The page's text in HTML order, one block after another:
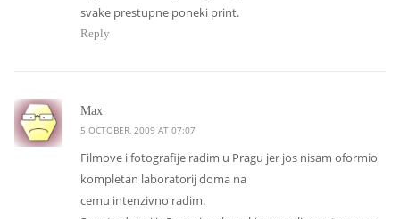
svake prestupne poneki print.
Reply
Maxsays:
5 OCTOBER, 2009 AT 07:07
Filmove i fotografije radim u Pragu jer jos nisam oformio
kompletan laboratorij doma na
cemu intenzivno radim.